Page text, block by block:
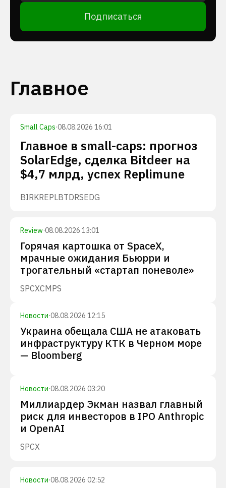
Подписаться
Главное
Small Caps·08.08.2026 16:01
Главное в small-caps: прогноз
SolarEdge, сделка Bitdeer на
$4,7 млрд, успех Replimune
BIRKREPLBTDRSEDG
Review·08.08.2026 13:01
Горячая картошка от SpaceX,
мрачные ожидания Бьюрри и
трогательный «стартап поневоле»
SPCXCMPS
Новости·08.08.2026 12:15
Украина обещала США не атаковать
инфраструктуру КТК в Черном море
— Bloomberg
Новости·08.08.2026 03:20
Миллиардер Экман назвал главный
риск для инвесторов в IPO Anthropic
и OpenAI
SPCX
Новости·08.08.2026 02:52